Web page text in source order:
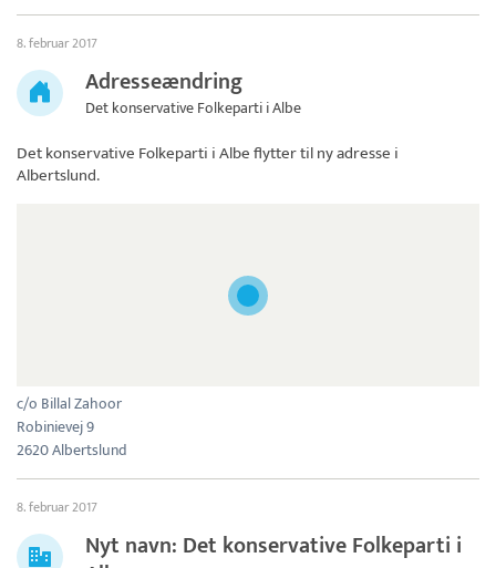
8. februar 2017
Adresseændring
Det konservative Folkeparti i Albe
Det konservative Folkeparti i Albeflytter til ny adresse i
Albertslund.
c/o Billal Zahoor
Robinievej 9
2620 Albertslund
8. februar 2017
Nyt navn: Det konservative Folkeparti i